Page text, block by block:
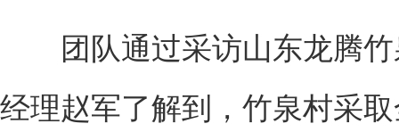
团队通过采访山东龙腾竹
经理赵军了解到，竹泉村采